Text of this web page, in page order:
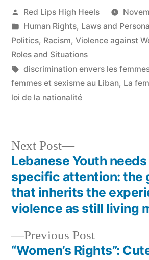
Posted
by
Red Lips High Heels
Posted
in
Human Rights, Laws and
Politics, Racism, Violence against
Roles and Situations
Tags:
discrimination envers les
femmes et sexisme au Liban, La
loi de la nationalité
Post
navigation
Previous PostPrevious
post:
“Women’s Rights”:
Next Post
Next
post:
Lebanese Youth
specific attention: the
that inherits the
violence as still living